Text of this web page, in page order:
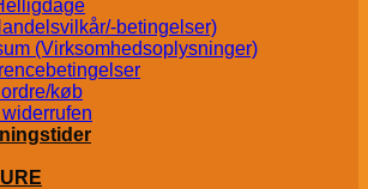
betingelser)
(Virksomhedsoplysninger)
køb